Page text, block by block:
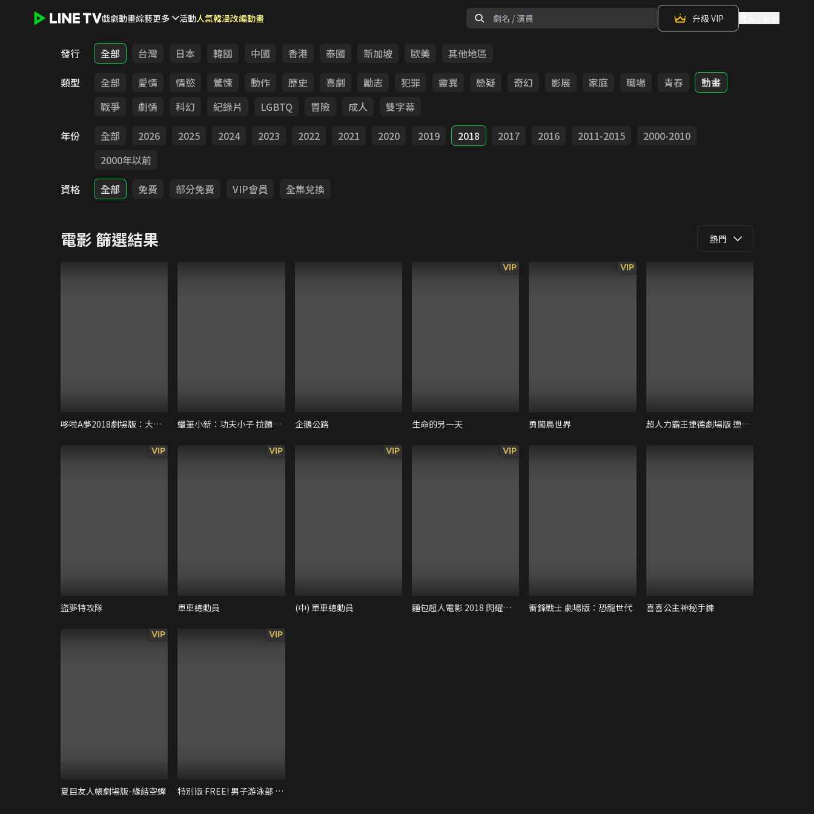
戲劇動畫綜藝更多 活動人氣韓漫改編動畫 升級 VIP
發行 全部 台灣 日本 韓國 中國 香港 泰國 新加坡 歐美
其他地區
類型
全部 愛情 情慾 驚悚 動作 歷史 喜劇 勵志 犯罪 靈異 懸疑 奇幻 影展 家庭 職場 青春
動畫
戰爭
劇情 科幻 紀錄片 LGBTQ 冒險 成人
雙字幕
年份
全部 2026 2025 2024 2023 2022 2021 2020 2019 2018 2017 2016 2011-2015
2000-2010
2000年以前
資格
全部 免費 部分免費 VIP會員 全集兌換
電影 篩選結果 熱門
哆啦A夢2018劇場版：大雄的金銀島 蠟筆小新：功夫小子 拉麵大亂鬥 企鵝公路
VIP
生命的另一天
VIP
勇闖鳥世界 超人力霸王捷德劇場版 連結吧！心願！！
VIP
盜夢特攻隊
VIP
單車總動員
VIP
(中) 單車總動員
VIP
麵包超人電影 2018 閃耀吧！庫倫與生命之星 衝鋒戰士 劇場版：恐龍世代 喜喜公主神秘手鍊
VIP
夏目友人帳劇場版-緣結空蟬
VIP
特別版 FREE! 男子游泳部 -Take Your Marks-